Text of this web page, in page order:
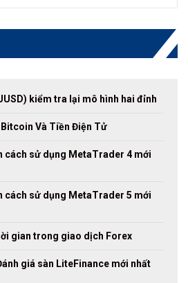
kiểm tra lại mô hình hai đỉnh
Và Tiền Điện Tử
cách sử dụng MetaTrader 4 mới
cách sử dụng MetaTrader 5 mới
gian trong giao dịch Forex
giá sàn LiteFinance mới nhất